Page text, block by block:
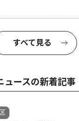
すべて見る
ュースの新着記事